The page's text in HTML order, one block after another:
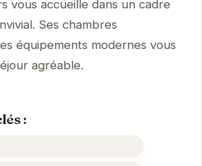
vous accueille dans un cadre
Ses chambres
équipements modernes vous
agréable.
: